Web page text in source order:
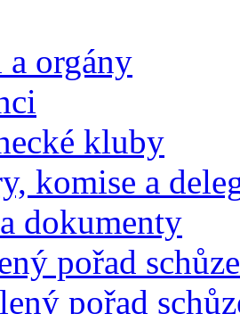
a orgány
kluby
komise a
dokumenty
pořad schůze
pořad